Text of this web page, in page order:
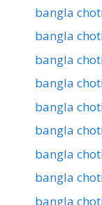
bangla
bangla
bangla
bangla
bangla
bangla
bangla
bangla
bangla